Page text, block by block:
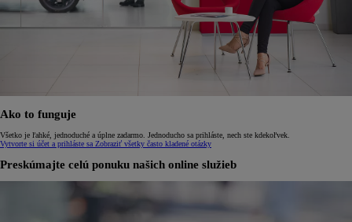
Ako to funguje
Všetko je ľahké, jednoduché a úplne zadarmo. Jednoducho sa prihláste, nech ste kdekoľvek.
Vytvorte si účet a prihláste sa Zobraziť všetky často kladené otázky
Preskúmajte celú ponuku našich online služieb